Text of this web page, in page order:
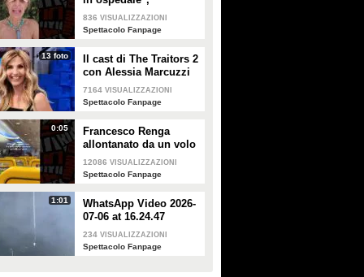
Alessandra Mussolini
smentisce: "È serena e
836 VISUALIZZAZIONI
Spettacolo Fanpage
13 foto
Il cast di The Traitors 2
con Alessia Marcuzzi
7164 VISUALIZZAZIONI
Spettacolo Fanpage
0:05
Francesco Renga
allontanato da un volo
Ryanair dopo una
discussione con gli
12086 VISUALIZZAZIONI
Spettacolo Fanpage
1:01
WhatsApp Video 2026-
07-06 at 16.24.47
234 VISUALIZZAZIONI
Spettacolo Fanpage